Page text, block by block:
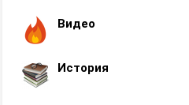
Видео
История